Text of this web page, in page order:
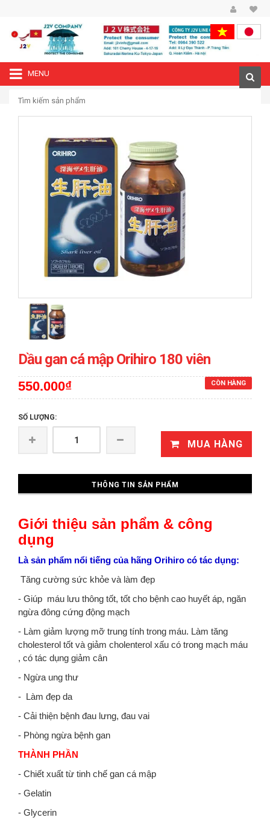
MENU
Dầu gan cá mập Orihiro 180 viên
Dầu gan cá mập Orihiro 180 viên
CÒN HÀNG
550.000₫
SỐ LƯỢNG:
MUA HÀNG
THÔNG TIN SẢN PHẨM
Giới thiệu sản phẩm & công
dụng
Là sản phẩm nổi tiếng của hãng Orihiro có tác dụng:
Tăng cường sức khỏe và làm đẹp
- Giúp máu lưu thông tốt, tốt cho bệnh cao huyết áp, ngăn
ngừa đông cứng động mạch
- Làm giảm lượng mỡ trung tính trong máu. Làm tăng
cholesterol tốt và giảm cholenterol xấu có trong mạch máu
, có tác dụng giảm cân
- Ngừa ung thư
- Làm đẹp da
- Cải thiện bệnh đau lưng, đau vai
- Phòng ngừa bệnh gan
THÀNH PHẦN
- Chiết xuất từ tinh chế gan cá mập
- Gelatin
- Glycerin